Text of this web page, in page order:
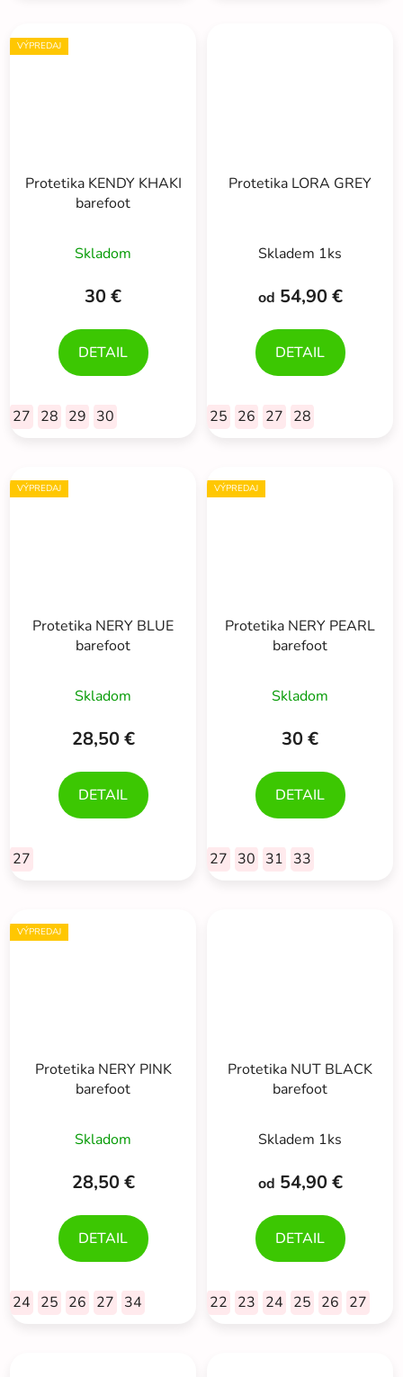
VÝPREDAJ
Protetika KENDY KHAKI
barefoot
Skladom
30 €
DETAIL
27 28 29 30
Protetika LORA GREY
Skladem 1ks
od 54,90 €
DETAIL
25 26 27 28
VÝPREDAJ
Protetika NERY BLUE
barefoot
Skladom
28,50 €
DETAIL
27
VÝPREDAJ
Protetika NERY PEARL
barefoot
Skladom
30 €
DETAIL
27 30 31 33
VÝPREDAJ
Protetika NERY PINK
barefoot
Skladom
28,50 €
DETAIL
24 25 26 27 34
Protetika NUT BLACK
barefoot
Skladem 1ks
od 54,90 €
DETAIL
22 23 24 25 26 27